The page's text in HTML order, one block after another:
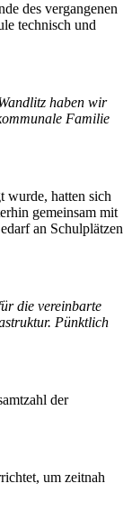
des vergangenen
technisch und
haben wir
Familie
wurde, hatten sich
gemeinsam mit
an Schulplätzen
die vereinbarte
Pünktlich
der
um zeitnah